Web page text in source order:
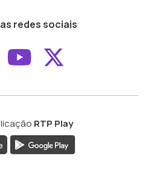
redes sociais
ao ao
Aceder ao
RTP Play